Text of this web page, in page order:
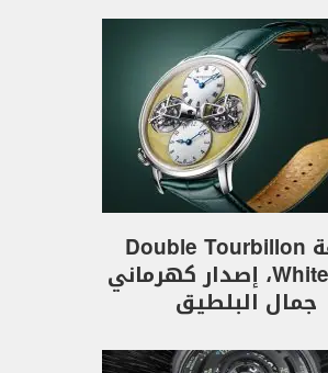
ساعة Double Tourbillon
White Gold، إصدار كهرماني
جمال البلطيق